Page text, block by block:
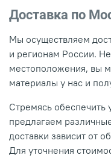
Доставка по
Мы осуществляем
и регионам России.
местоположения, вы
материалы у нас и
Стремясь обеспечить
предлагаем
доставки зависит от
Для уточнения